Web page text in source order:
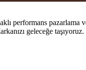
performans pazarlama
geleceğe taşıyoruz.